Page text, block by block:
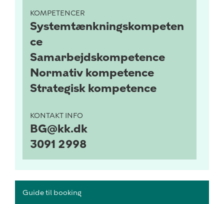
KOMPETENCER
Systemtænkningskompeten
ce
Samarbejdskompetence
Normativ kompetence
Strategisk kompetence
KONTAKT INFO
BG@kk.dk
3091 2998
Guide til booking